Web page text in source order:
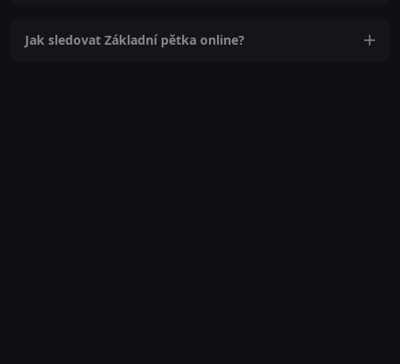
Jak sledovat Základní pětka online?